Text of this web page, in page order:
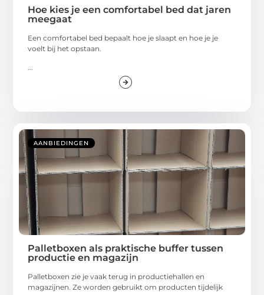
Hoe kies je een comfortabel bed dat jaren
meegaat
Een comfortabel bed bepaalt hoe je slaapt en hoe je je
voelt bij het opstaan.
...
AANBIEDINGEN
Palletboxen als praktische buffer tussen
productie en magazijn
Palletboxen zie je vaak terug in productiehallen en
magazijnen. Ze worden gebruikt om producten tijdelijk